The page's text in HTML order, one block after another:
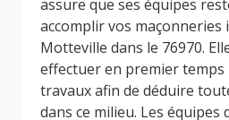
assure que ses équipes
accomplir vos maçonneries
Motteville dans le 76970.
effectuer en premier temps
travaux afin de déduire
dans ce milieu. Les équipes